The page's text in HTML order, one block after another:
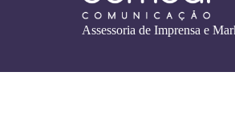
Assessoria de Imprensa e